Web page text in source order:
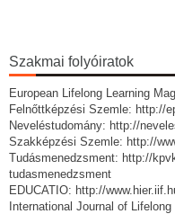
Szakmai folyóiratok
European Lifelong Learning
Felnőttképzési Szemle: http://
Neveléstudomány: http://
Szakképzési Szemle: http://
Tudásmenedzsment: http://
tudasmenedzsment
EDUCATIO: http://
International Journal of Lifelong